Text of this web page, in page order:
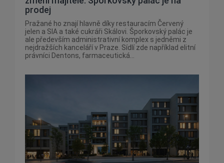
prodej
Pražané ho znají hlavně díky restauracím Červený
jelen a SIA a také cukráři Skálovi. Šporkovský palác je
ale především administrativní komplex s jedněmi z
nejdražších kanceláří v Praze. Sídlí zde například elitní
právníci Dentons, farmaceutická...